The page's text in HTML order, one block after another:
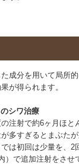
成分を用いて局所
が得られます。
シワ治療
注射で約6ヶ月ほと
多すぎるとまぶた
は初回は少量を、2
）で追加注射をさせ